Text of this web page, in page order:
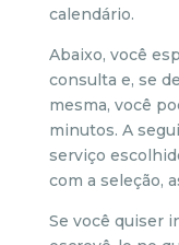
calendário.
Abaixo, você
consulta e, se
mesma, você
minutos. A
serviço
com a seleção,
Se você quiser